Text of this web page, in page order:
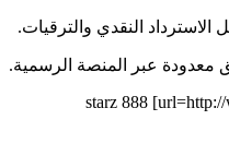
معدودة عبر المنصة الرسمية.
starz 888